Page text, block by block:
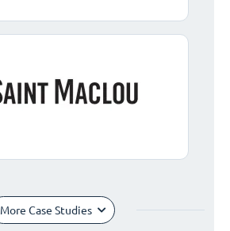
More Case Studies